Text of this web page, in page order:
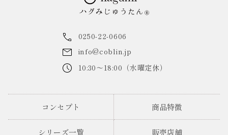
0250-22-0606
info@coblin.jp
10:30～18:00（水曜定休）
コンセプト 商品特徴
シリーズ一覧 販売店舗